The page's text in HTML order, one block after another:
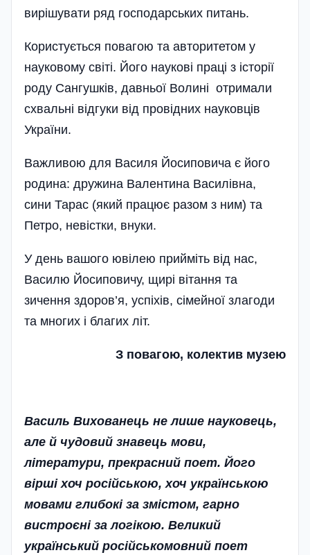
вирішувати ряд господарських питань.
Користується повагою та авторитетом у
науковому світі. Його наукові праці з історії
роду Сангушків, давньої Волині отримали
схвальні відгуки від провідних науковців
України.
Важливою для Василя Йосиповича є його
родина: дружина Валентина Василівна,
сини Тарас (який працює разом з ним) та
Петро, невістки, внуки.
У день вашого ювілею прийміть від нас,
Василю Йосиповичу, щирі вітання та
зичення здоров’я, успіхів, сімейної злагоди
та многих і благих літ.
З повагою, колектив музею
Василь Вихованець не лише науковець,
але й чудовий знавець мови,
літератури, прекрасний поет. Його
вірші хоч російською, хоч українською
мовами глибокі за змістом, гарно
вистроєні за логікою. Великий
український російськомовний поет